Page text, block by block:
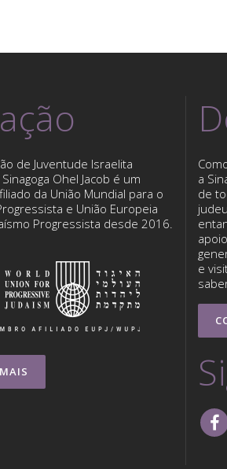
de Juventude Israelita
Ohel Jacob é um
da União Mundial para o
e União Europeia
Progressista desde 2016.
a
de
e